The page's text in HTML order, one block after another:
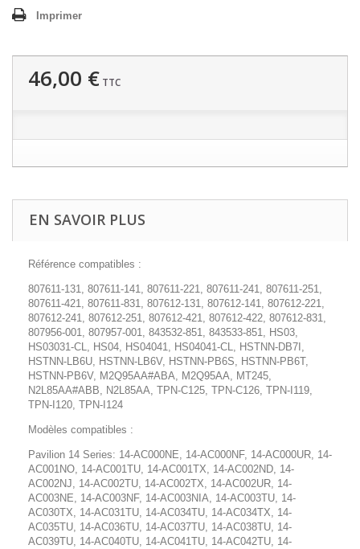
Imprimer
46,00 € TTC
EN SAVOIR PLUS
Référence compatibles :
807611-131, 807611-141, 807611-221, 807611-241, 807611-251,
807611-421, 807611-831, 807612-131, 807612-141, 807612-221,
807612-241, 807612-251, 807612-421, 807612-422, 807612-831,
807956-001, 807957-001, 843532-851, 843533-851, HS03,
HS03031-CL, HS04, HS04041, HS04041-CL, HSTNN-DB7I,
HSTNN-LB6U, HSTNN-LB6V, HSTNN-PB6S, HSTNN-PB6T,
HSTNN-PB6V, M2Q95AA#ABA, M2Q95AA, MT245,
N2L85AA#ABB, N2L85AA, TPN-C125, TPN-C126, TPN-I119,
TPN-I120, TPN-I124
Modèles compatibles :
Pavilion 14 Series: 14-AC000NE, 14-AC000NF, 14-AC000UR, 14-
AC001NO, 14-AC001TU, 14-AC001TX, 14-AC002ND, 14-
AC002NJ, 14-AC002TU, 14-AC002TX, 14-AC002UR, 14-
AC003NE, 14-AC003NF, 14-AC003NIA, 14-AC003TU, 14-
AC030TX, 14-AC031TU, 14-AC034TU, 14-AC034TX, 14-
AC035TU, 14-AC036TU, 14-AC037TU, 14-AC038TU, 14-
AC039TU, 14-AC040TU, 14-AC041TU, 14-AC042TU, 14-